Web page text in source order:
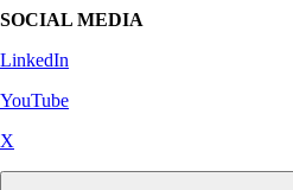
SOCIAL MEDIA
LinkedIn
YouTube
X